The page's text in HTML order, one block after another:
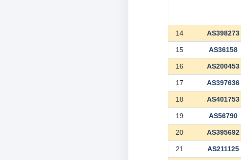
14 AS398273
15 AS36158
16 AS200453
17 AS397636
18 AS401753
19 AS56790
20 AS395692
21 AS211125